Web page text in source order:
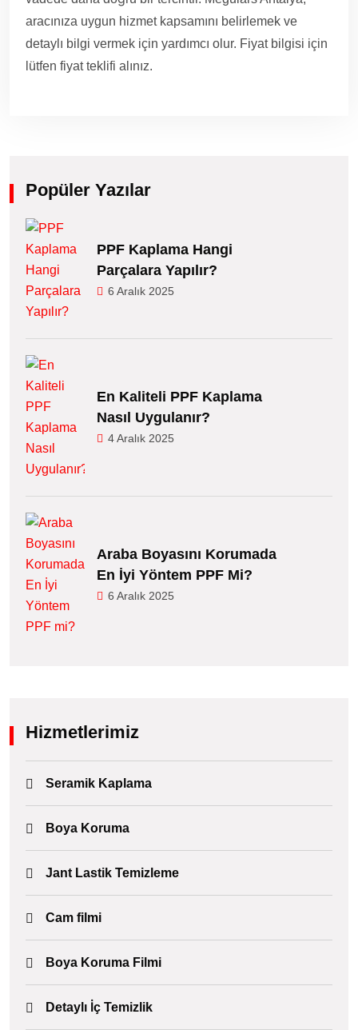
aracınıza uygun hizmet kapsamını belirlemek ve
detaylı bilgi vermek için yardımcı olur. Fiyat bilgisi için
lütfen fiyat teklifi alınız.
Popüler Yazılar
PPF Kaplama Hangi
Parçalara Yapılır?
6 Aralık 2025
En Kaliteli PPF Kaplama
Nasıl Uygulanır?
4 Aralık 2025
Araba Boyasını Korumada
En İyi Yöntem PPF Mi?
6 Aralık 2025
Hizmetlerimiz
Seramik Kaplama
Boya Koruma
Jant Lastik Temizleme
Cam filmi
Boya Koruma Filmi
Detaylı İç Temizlik